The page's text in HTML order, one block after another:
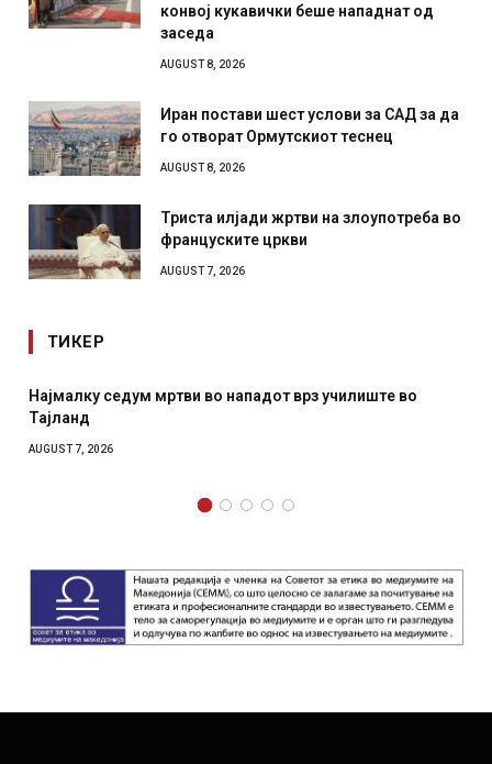
конвој кукавички беше нападнат од
заседа
AUGUST 8, 2026
Иран постави шест услови за САД за да
го отворат Ормутскиот теснец
AUGUST 8, 2026
Триста илјади жртви на злоупотреба во
француските цркви
AUGUST 7, 2026
ТИКЕР
СОЗИС: Украинците повеќе им веруваат на генералите
отколку на Зеленски
AUGUST 7, 2026